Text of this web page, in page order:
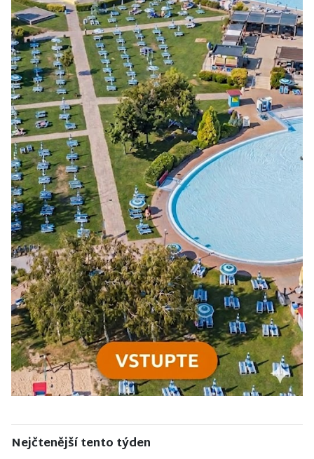
Nejčtenější tento týden